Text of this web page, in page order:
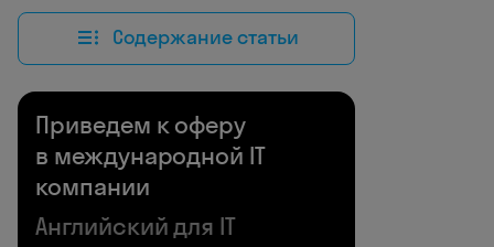
Содержание статьи
Приведем к оферу
в международной IT
компании
Английский для IT